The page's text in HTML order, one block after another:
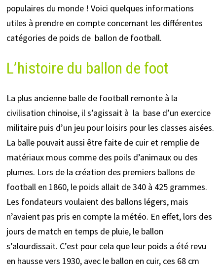
populaires du monde ! Voici quelques informations
utiles à prendre en compte concernant les différentes
catégories de poids de ballon de football.
L’histoire du ballon de foot
La plus ancienne balle de football remonte à la
civilisation chinoise, il s’agissait à la base d’un exercice
militaire puis d’un jeu pour loisirs pour les classes aisées.
La balle pouvait aussi être faite de cuir et remplie de
matériaux mous comme des poils d’animaux ou des
plumes. Lors de la création des premiers ballons de
football en 1860, le poids allait de 340 à 425 grammes.
Les fondateurs voulaient des ballons légers, mais
n’avaient pas pris en compte la météo. En effet, lors des
jours de match en temps de pluie, le ballon
s’alourdissait. C’est pour cela que leur poids a été revu
en hausse vers 1930, avec le ballon en cuir, ces 68 cm